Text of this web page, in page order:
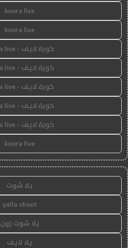
koora live
koora live
كورة لايف - koora live
كورة لايف - koora live
كورة لايف - koora live
كورة لايف - koora live
كورة لايف - koora live
koora live
يلا شوت
yalla shoot
يلا شوت زون
يلا لايف